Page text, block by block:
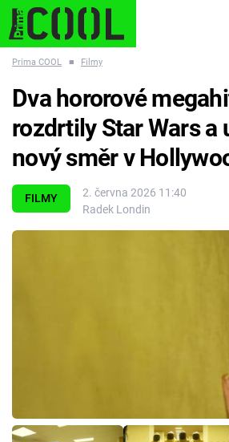
ESCAPE PLNEJ KOTEL AVENGERS 5
Témata
Pořady
Prima COOL ■ Filmy
FILMY
2. června 2026 11:40
Radek Londin
Dva hororové
rozdrtily Star Wars a
nový směr v